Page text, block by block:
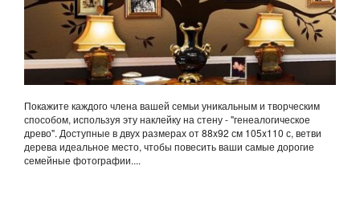
Покажите каждого члена вашей семьи уникальным и творческим
способом, используя эту наклейку на стену - "генеалогическое
древо". Доступные в двух размерах от 88x92 см 105x110 с, ветви
дерева идеальное место, чтобы повесить ваши самые дорогие
семейные фотографии....